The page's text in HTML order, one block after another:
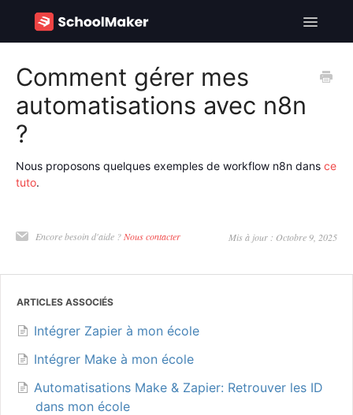
Toggle
SchoolMaker - EN
Comment gérer mes
automatisations avec n8n
?
Nous proposons quelques exemples de workflow n8n dans ce
tuto.
Encore besoin d'aide ?Nous contacter Mis à jour : Octobre 9, 2025
ARTICLES ASSOCIÉS
Intégrer Zapier à mon école
Intégrer Make à mon école
Automatisations Make & Zapier: Retrouver les ID
dans mon école